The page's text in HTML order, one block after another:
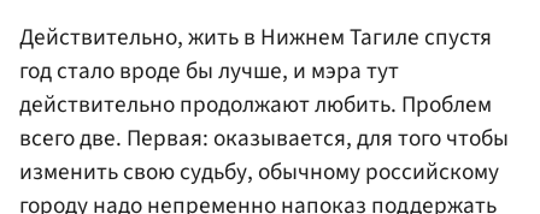
Действительно, жить в Нижнем Тагиле спустя
год стало вроде бы лучше, и мэра тут
действительно продолжают любить. Проблем
всего две. Первая: оказывается, для того чтобы
изменить свою судьбу, обычному российскому
городу надо непременно напоказ поддержать